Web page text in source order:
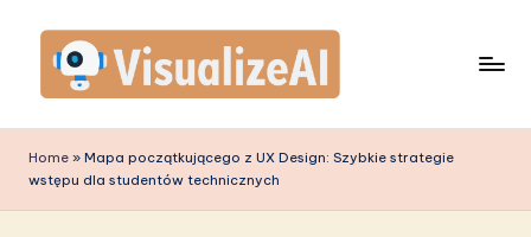
content
is
u
Home » Mapa początkującego z UX Design: Szybkie strategie
wstępu dla studentów technicznych